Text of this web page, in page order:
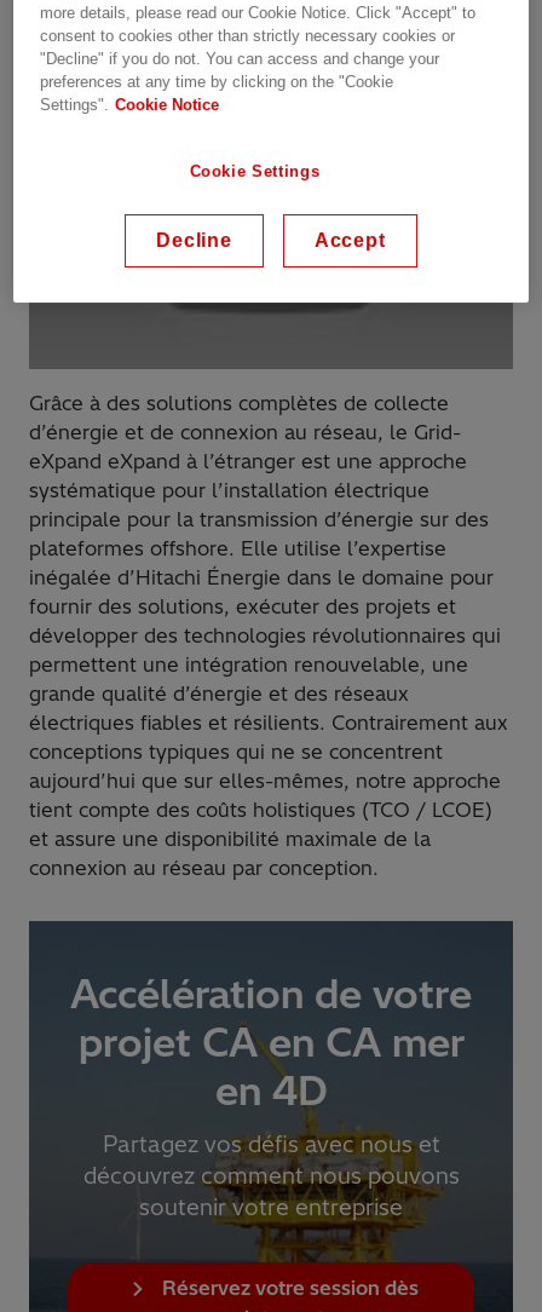
capital et les coûts d’exploitation de la
transmission d’énergie en mer.
Grâce à des solutions complètes de collecte
d’énergie et de connexion au réseau, le Grid-
eXpand eXpand à l’étranger est une approche
systématique pour l’installation électrique
principale pour la transmission d’énergie sur des
plateformes offshore. Elle utilise l’expertise
inégalée d’Hitachi Énergie dans le domaine pour
fournir des solutions, exécuter des projets et
développer des technologies révolutionnaires qui
permettent une intégration renouvelable, une
grande qualité d’énergie et des réseaux
électriques fiables et résilients. Contrairement aux
conceptions typiques qui ne se concentrent
aujourd’hui que sur elles-mêmes, notre approche
tient compte des coûts holistiques (TCO / LCOE)
et assure une disponibilité maximale de la
connexion au réseau par conception.
Accélération de votre
projet CA en CA mer
en 4D
Partagez vos défis avec nous et
découvrez comment nous pouvons
soutenir votre entreprise
Réservez votre session dès
more details, please read our Cookie Notice. Click "Accept" to
consent to cookies other than strictly necessary cookies or
"Decline" if you do not. You can access and change your
preferences at any time by clicking on the "Cookie
Settings".
Cookie Notice
Cookie Settings
Decline Accept